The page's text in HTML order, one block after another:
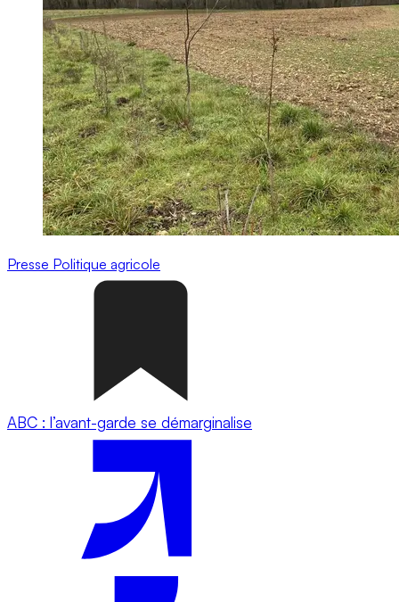
Presse Politique agricole
ABC : l’avant-garde se démarginalise